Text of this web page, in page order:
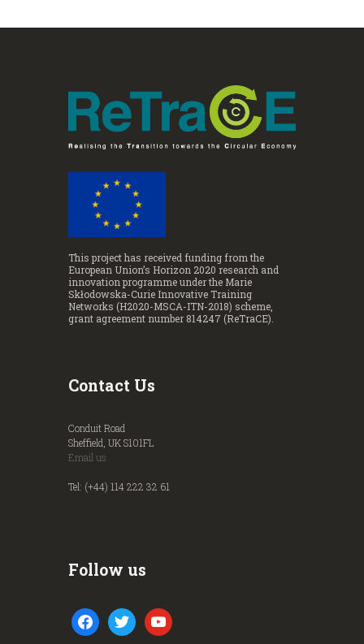
This project has received funding from the
European Union’s Horizon 2020 research and
innovation programme under the Marie
Skłodowska-Curie Innovative Training
Networks (H2020-MSCA-ITN-2018) scheme,
grant agreement number 814247 (ReTraCE).
Contact Us
Conduit Road
Sheffield, UK S101FL
Email us
Tel: (+44) 114 222 32 61
Follow us
facebook twitter youtube